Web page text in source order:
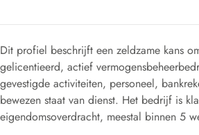
Dit profiel beschrijft een zeldzame kans
gelicentieerd, actief
gevestigde activiteiten, personeel,
bewezen staat van dienst. Het bedrijf is
eigendomsoverdracht, meestal binnen 5